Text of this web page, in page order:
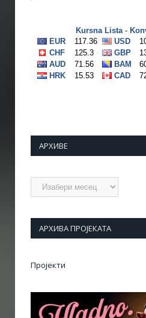
АРХИВЕ
Архиве
АРХИВА ПРОЈЕКАТА
Пројекти